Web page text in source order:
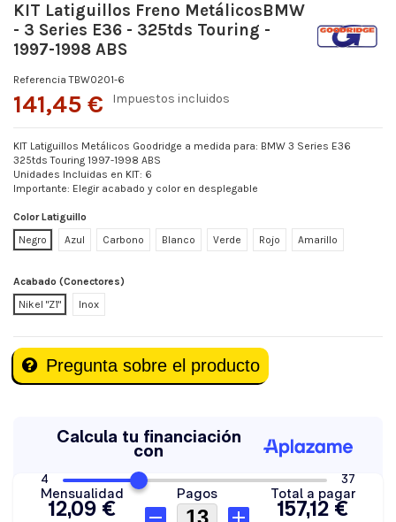
KIT Latiguillos Freno MetálicosBMW
- 3 Series E36 - 325tds Touring -
1997-1998 ABS
Referencia TBW0201-6
141,45 € Impuestos incluidos
KIT Latiguillos Metálicos Goodridge a medida para: BMW 3 Series E36
325tds Touring 1997-1998 ABS
Unidades Incluidas en KIT: 6
Importante: Elegir acabado y color en desplegable
Color Latiguillo
Negro
Azul Carbono Blanco Verde Rojo Amarillo
Acabado (Conectores)
Nikel "Z1"
Inox
Pregunta sobre el producto